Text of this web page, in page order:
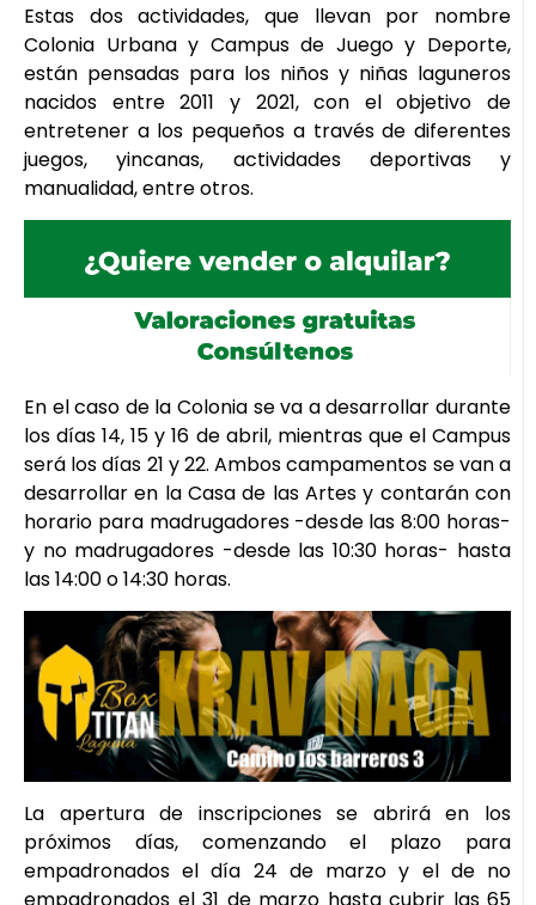
Estas dos actividades, que llevan por nombre
Colonia Urbana y Campus de Juego y Deporte,
están pensadas para los niños y niñas laguneros
nacidos entre 2011 y 2021, con el objetivo de
entretener a los pequeños a través de diferentes
juegos, yincanas, actividades deportivas y
manualidad, entre otros.
En el caso de la Colonia se va a desarrollar durante
los días 14, 15 y 16 de abril, mientras que el Campus
será los días 21 y 22. Ambos campamentos se van a
desarrollar en la Casa de las Artes y contarán con
horario para madrugadores -desde las 8:00 horas-
y no madrugadores -desde las 10:30 horas- hasta
las 14:00 o 14:30 horas.
La apertura de inscripciones se abrirá en los
próximos días, comenzando el plazo para
empadronados el día 24 de marzo y el de no
empadronados el 31 de marzo hasta cubrir las 65